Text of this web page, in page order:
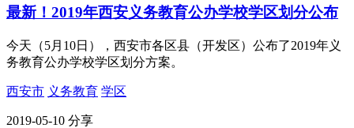
最新！2019年西安义务教育公办学校学区划分公布
今天（5月10日），西安市各区县（开发区）公布了2019年义
务教育公办学校学区划分方案。
西安市 义务教育 学区
2019-05-10 分享